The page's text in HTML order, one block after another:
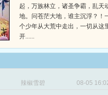
起，万族林立，诸圣争霸，乱天
地。问苍茫大地，谁主沉浮？！
个少年从大荒中走出，一切从这
开......
辣椒雪碧 08-05